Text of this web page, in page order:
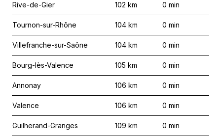
Rive-de-Gier 102 km 0 min
Tournon-sur-Rhône 104 km 0 min
Villefranche-sur-Saône 104 km 0 min
Bourg-lès-Valence 105 km 0 min
Annonay 106 km 0 min
Valence 106 km 0 min
Guilherand-Granges 109 km 0 min